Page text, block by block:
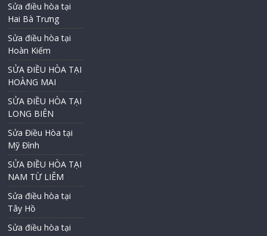
Sửa điều hòa tại
Hai Bà Trưng
Sửa điều hòa tại
Hoàn Kiếm
SỬA ĐIỀU HÒA TẠI
HOÀNG MAI
SỬA ĐIỀU HÒA TẠI
LONG BIÊN
Sửa Điều Hòa tại
Mỹ Đình
SỬA ĐIỀU HÒA TẠI
NAM TỪ LIÊM
Sửa điều hòa tại
Tây Hồ
Sửa điều hòa tại